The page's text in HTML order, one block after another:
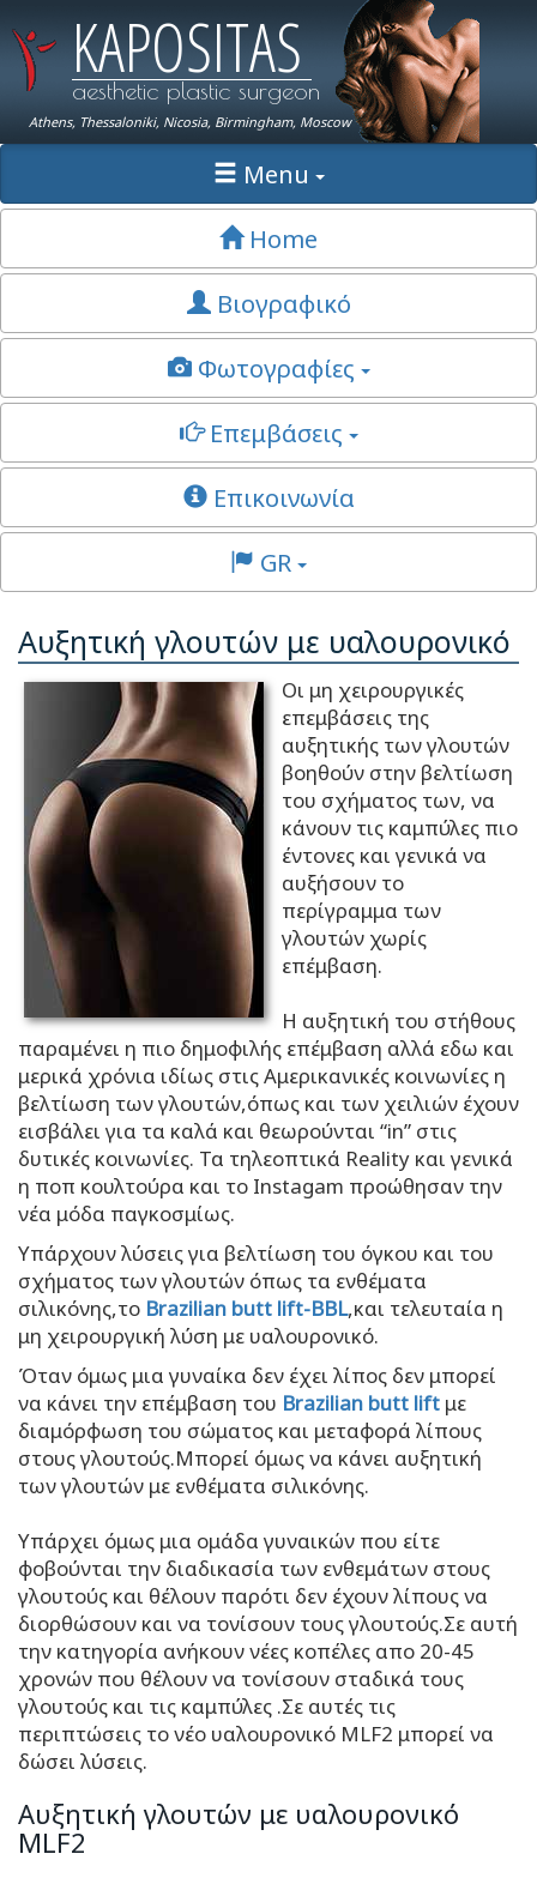
KAPOSITAS
aesthetic plastic surgeon
Athens, Thessaloniki, Nicosia, Birmingham, Moscow
Menu
Home
Βιογραφικό
Φωτογραφίες
Επεμβάσεις
Επικοινωνία
GR
Αυξητική γλουτών με υαλουρονικό
Οι μη χειρουργικές
επεμβάσεις της
αυξητικής των γλουτών
βοηθούν στην βελτίωση
του σχήματος των, να
κάνουν τις καμπύλες πιο
έντονες και γενικά να
αυξήσουν το
περίγραμμα των
γλουτών χωρίς
επέμβαση.
Η αυξητική του στήθους
παραμένει η πιο δημοφιλής επέμβαση αλλά εδω και
μερικά χρόνια ιδίως στις Αμερικανικές κοινωνίες η
βελτίωση των γλουτών,όπως και των χειλιών έχουν
εισβάλει για τα καλά και θεωρούνται “in” στις
δυτικές κοινωνίες. Τα τηλεοπτικά Reality και γενικά
η ποπ κουλτούρα και το Instagam προώθησαν την
νέα μόδα παγκοσμίως.
Υπάρχουν λύσεις για βελτίωση του όγκου και του
σχήματος των γλουτών όπως τα ενθέματα
σιλικόνης,το Brazilian butt lift-BBL,και τελευταία η
μη χειρουργική λύση με υαλουρονικό.
Όταν όμως μια γυναίκα δεν έχει λίπος δεν μπορεί
να κάνει την επέμβαση του Brazilian butt lift με
διαμόρφωση του σώματος και μεταφορά λίπους
στους γλουτούς.Μπορεί όμως να κάνει αυξητική
των γλουτών με ενθέματα σιλικόνης.
Υπάρχει όμως μια ομάδα γυναικών που είτε
φοβούνται την διαδικασία των ενθεμάτων στους
γλουτούς και θέλουν παρότι δεν έχουν λίπους να
διορθώσουν και να τονίσουν τους γλουτούς.Σε αυτή
την κατηγορία ανήκουν νέες κοπέλες απο 20-45
χρονών που θέλουν να τονίσουν σταδικά τους
γλουτούς και τις καμπύλες .Σε αυτές τις
περιπτώσεις το νέο υαλουρονικό MLF2 μπορεί να
δώσει λύσεις.
Αυξητική γλουτών με υαλουρονικό
MLF2